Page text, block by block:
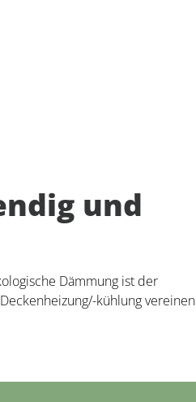
und
Dämmung ist der
kühlung vereinen